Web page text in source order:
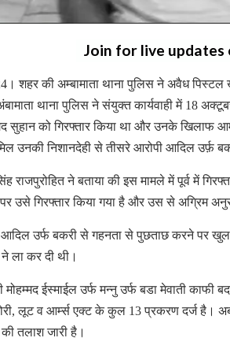
Join for live updates
शहर की अम्बामाता थाना पुलिस ने अवैध पिस्टल
थाना पुलिस ने संयुक्त कार्यवाही में 18
सुहान को गिरफ्तार किया था और उनके खिलाफ
उनकी निशानदेही से तीसरे आरोपी आदिल उर्फ़
राजपुरोहित ने बताया की इस मामले में पूर्व में
उसे गिरफ्तार किया गया है और उस से अग्रिम
आदिल उर्फ बकरी से गहनता से पुछताछ करने पर
ने ला कर दी थी।
मोहम्मद ईस्माईल उर्फ मन्नु उर्फ बडा मेवाती काफी
लूट व आर्म्स एक्ट के कुल 13 प्रकरण दर्ज है।
की तलाश जारी है।